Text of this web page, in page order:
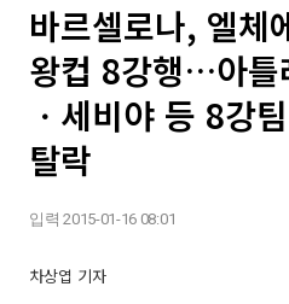
바르셀로나, 엘체
왕컵 8강행…아틀
ㆍ세비야 등 8강
탈락
입력 2015-01-16 08:01
차상엽 기자